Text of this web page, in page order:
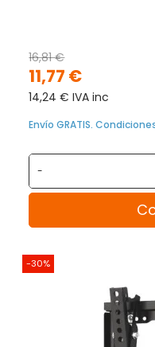
11,77 €
16,81 €
14,24 € IVA inc
Envío GRATIS.
-
-30%